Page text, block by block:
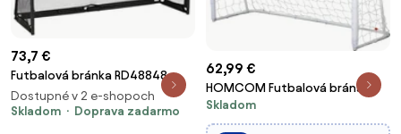
73,7 €
Futbalová bránka RD48848
Dostupné v 2 e-shopoch
Skladom
Doprava zadarmo
62,99 €
HOMCOM Futbalová brána -
Rozmery 186L x 62W x 123H cm -
kovový rám s PE sieťou - kolíky a
Skladom